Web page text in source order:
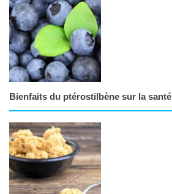
Bienfaits du ptérostilbène sur la santé